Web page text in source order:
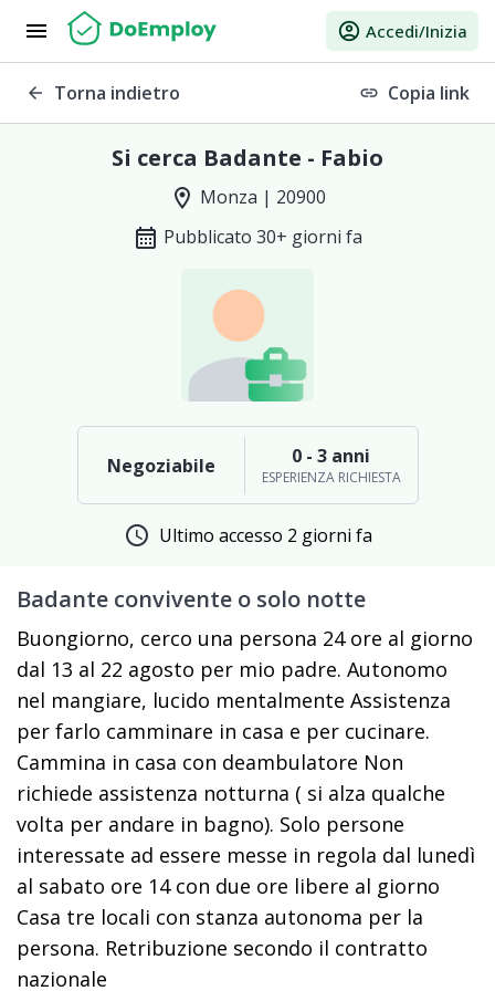
menu account_circle Accedi/Inizia
arrow_back Torna indietro link Copia link
Si cerca Badante - Fabio
location_on Monza | 20900
calendar_month Pubblicato 30+ giorni fa
Negoziabile 0 - 3 anni
ESPERIENZA RICHIESTA
schedule Ultimo accesso 2 giorni fa
Badante convivente o solo notte
Buongiorno, cerco una persona 24 ore al giorno
dal 13 al 22 agosto per mio padre. Autonomo
nel mangiare, lucido mentalmente Assistenza
per farlo camminare in casa e per cucinare.
Cammina in casa con deambulatore Non
richiede assistenza notturna ( si alza qualche
volta per andare in bagno). Solo persone
interessate ad essere messe in regola dal lunedì
al sabato ore 14 con due ore libere al giorno
Casa tre locali con stanza autonoma per la
persona. Retribuzione secondo il contratto
nazionale